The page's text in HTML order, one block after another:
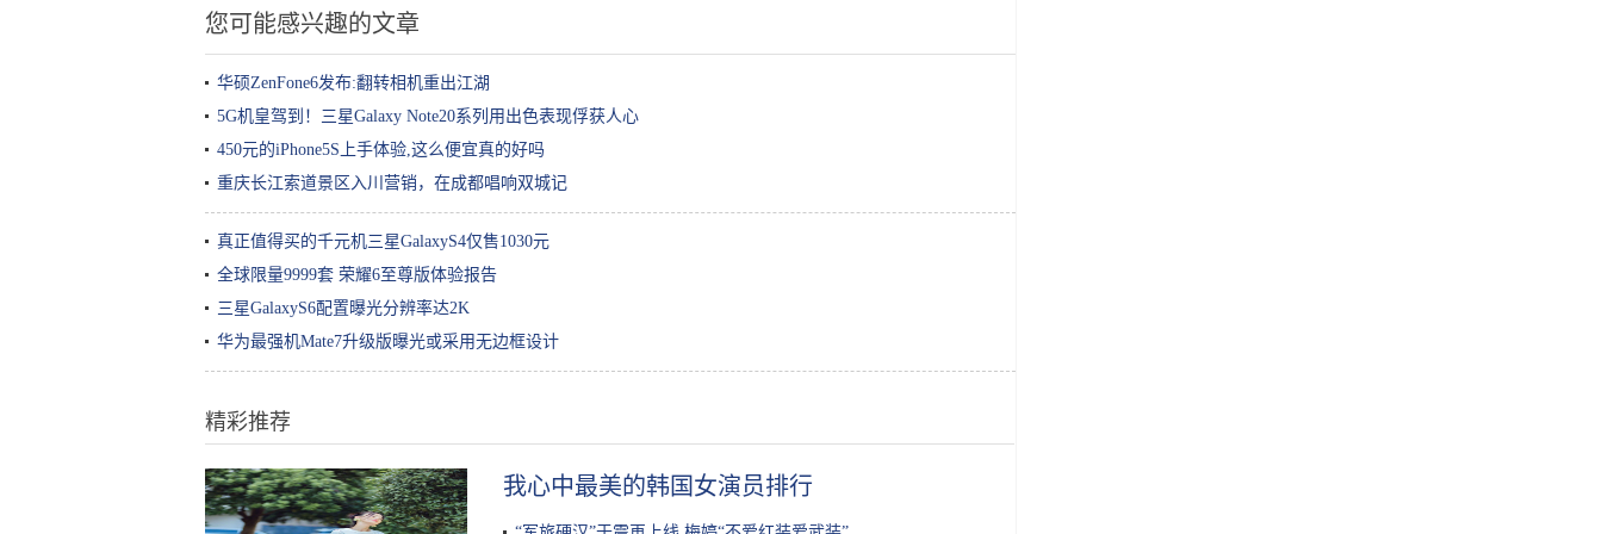
您可能感兴趣的文章
华硕ZenFone6发布:翻转相机重出江湖
5G机皇驾到！三星Galaxy Note20系列用出色表现俘获人心
450元的iPhone5S上手体验,这么便宜真的好吗
重庆长江索道景区入川营销，在成都唱响双城记
真正值得买的千元机三星GalaxyS4仅售1030元
全球限量9999套 荣耀6至尊版体验报告
三星GalaxyS6配置曝光分辨率达2K
华为最强机Mate7升级版曝光或采用无边框设计
精彩推荐
我心中最美的韩国女演员排行